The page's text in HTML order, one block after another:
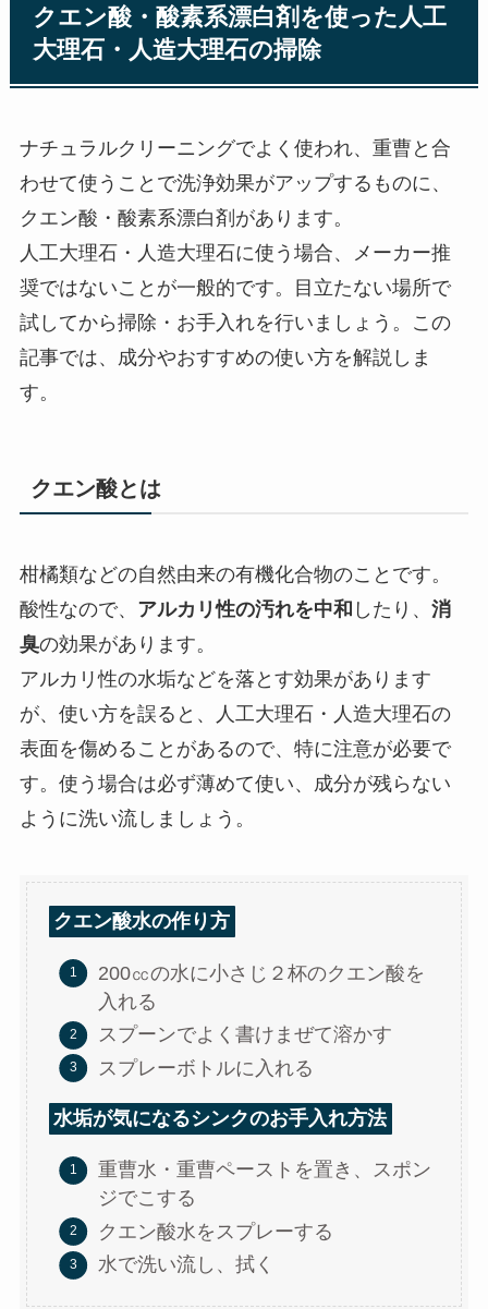
クエン酸・酸素系漂白剤を使った人工
大理石・人造大理石の掃除
ナチュラルクリーニングでよく使われ、重曹と合
わせて使うことで洗浄効果がアップするものに、
クエン酸・酸素系漂白剤があります。
人工大理石・人造大理石に使う場合、メーカー推
奨ではないことが一般的です。目立たない場所で
試してから掃除・お手入れを行いましょう。この
記事では、成分やおすすめの使い方を解説しま
す。
クエン酸とは
柑橘類などの自然由来の有機化合物のことです。
酸性なので、 アルカリ性の汚れを中和 したり、 消
臭の効果があります。
アルカリ性の水垢などを落とす効果があります
が、使い方を誤ると、人工大理石・人造大理石の
表面を傷めることがあるので、特に注意が必要で
す。使う場合は必ず薄めて使い、成分が残らない
ように洗い流しましょう。
クエン酸水の作り方
200㏄の水に小さじ２杯のクエン酸を
入れる
スプーンでよく書けまぜて溶かす
スプレーボトルに入れる
水垢が気になるシンクのお手入れ方法
重曹水・重曹ペーストを置き、スポン
ジでこする
クエン酸水をスプレーする
水で洗い流し、拭く